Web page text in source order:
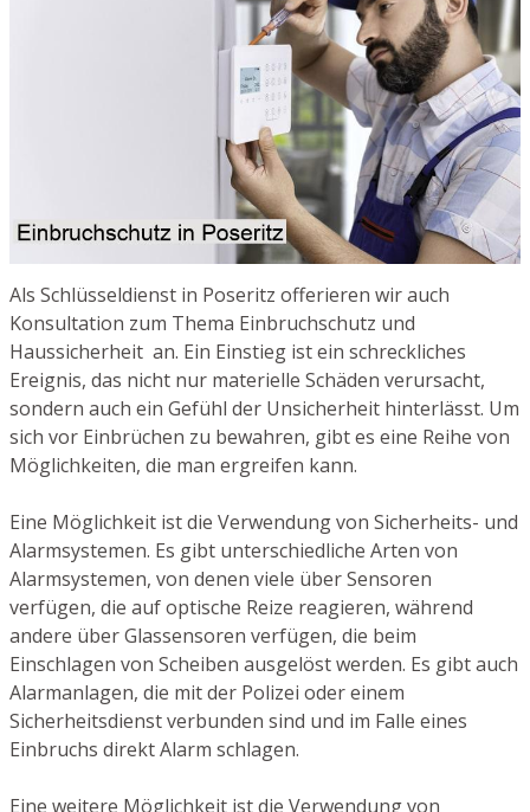
Als Schlüsseldienst in Poseritz offerieren wir auch
Konsultation zum Thema Einbruchschutz und
Haussicherheit an. Ein Einstieg ist ein schreckliches
Ereignis, das nicht nur materielle Schäden verursacht,
sondern auch ein Gefühl der Unsicherheit hinterlässt. Um
sich vor Einbrüchen zu bewahren, gibt es eine Reihe von
Möglichkeiten, die man ergreifen kann.
Eine Möglichkeit ist die Verwendung von Sicherheits- und
Alarmsystemen. Es gibt unterschiedliche Arten von
Alarmsystemen, von denen viele über Sensoren
verfügen, die auf optische Reize reagieren, während
andere über Glassensoren verfügen, die beim
Einschlagen von Scheiben ausgelöst werden. Es gibt auch
Alarmanlagen, die mit der Polizei oder einem
Sicherheitsdienst verbunden sind und im Falle eines
Einbruchs direkt Alarm schlagen.
Eine weitere Möglichkeit ist die Verwendung von